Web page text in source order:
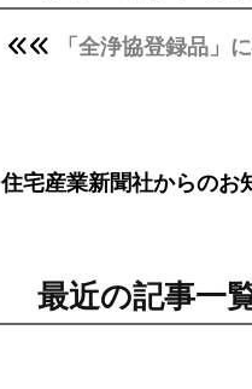
「全浄協登録品」
住宅産業新聞社からのお
最近の記事一